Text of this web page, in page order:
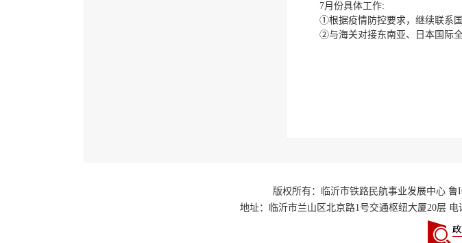
7月份具体工作:
①根据疫情防控要求，继续联系国
②与海关对接东南亚、日本国际
版权所有：临沂市铁路民航事业发展中心 鲁
地址：临沂市兰山区北京路1号交通枢纽大厦20层 电